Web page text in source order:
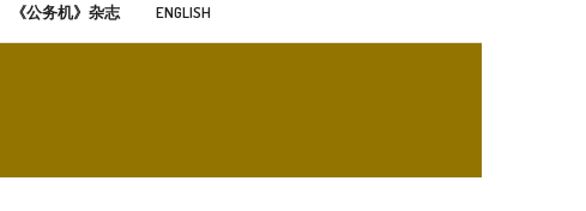
《公务机》杂志 ENGLISH